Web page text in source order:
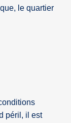
le quartier
péril, il est